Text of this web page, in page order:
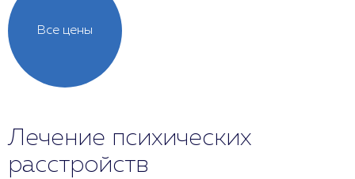
Все цены
Лечение психических
расстройств